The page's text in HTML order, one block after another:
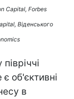
Capital, Forbes
Віденського
об'єктивні
в